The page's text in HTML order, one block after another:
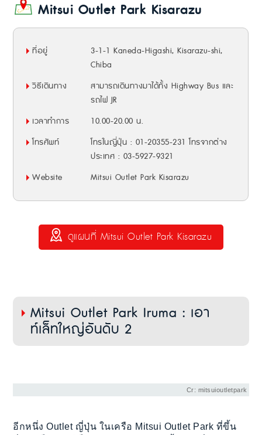
Mitsui Outlet Park Kisarazu
ที่อยู่
3-1-1 Kaneda-Higashi, Kisarazu-shi,
Chiba
วิธีเดินทาง
สามารถเดินทางมาได้ทั้ง Highway Bus และ
รถไฟ JR
เวลาทำการ
10.00-20.00 น.
โทรศัพท์
โทรในญี่ปุ่น : 01-20355-231 โทรจากต่าง
ประเทศ : 03-5927-9321
Website
Mitsui Outlet Park Kisarazu
ดูแผนที่ Mitsui Outlet Park Kisarazu
Mitsui Outlet Park Iruma : เอา
ท์เล็ทใหญ่อันดับ 2
Cr: mitsuioutletpark
อีกหนึ่ง Outlet ญี่ปุ่น ในเครือ Mitsui Outlet Park ที่ขึ้น